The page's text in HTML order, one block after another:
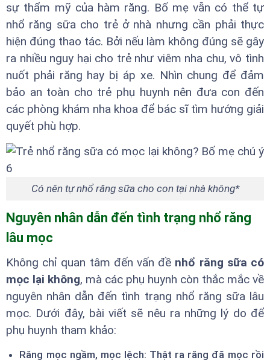
sự thẩm mỹ của hàm răng. Bố mẹ vẫn có thể tự
nhổ răng sữa cho trẻ ở nhà nhưng cần phải thực
hiện đúng thao tác. Bởi nếu làm không đúng sẽ gây
ra nhiều nguy hại cho trẻ như viêm nha chu, vô tình
nuốt phải răng hay bị áp xe. Nhìn chung để đảm
bảo an toàn cho trẻ phụ huynh nên đưa con đến
các phòng khám nha khoa để bác sĩ tìm hướng giải
quyết phù hợp.
Có nên tự nhổ răng sữa cho con tại nhà không*
Nguyên nhân dẫn đến tình trạng nhổ răng
lâu mọc
Không chỉ quan tâm đến vấn đề nhổ răng sữa có
mọc lại không, mà các phụ huynh còn thắc mắc về
nguyên nhân dẫn đến tình trạng nhổ răng sữa lâu
mọc. Dưới đây, bài viết sẽ nêu ra những lý do để
phụ huynh tham khảo:
Răng mọc ngầm, mọc lệch: Thật ra răng đã mọc rồi